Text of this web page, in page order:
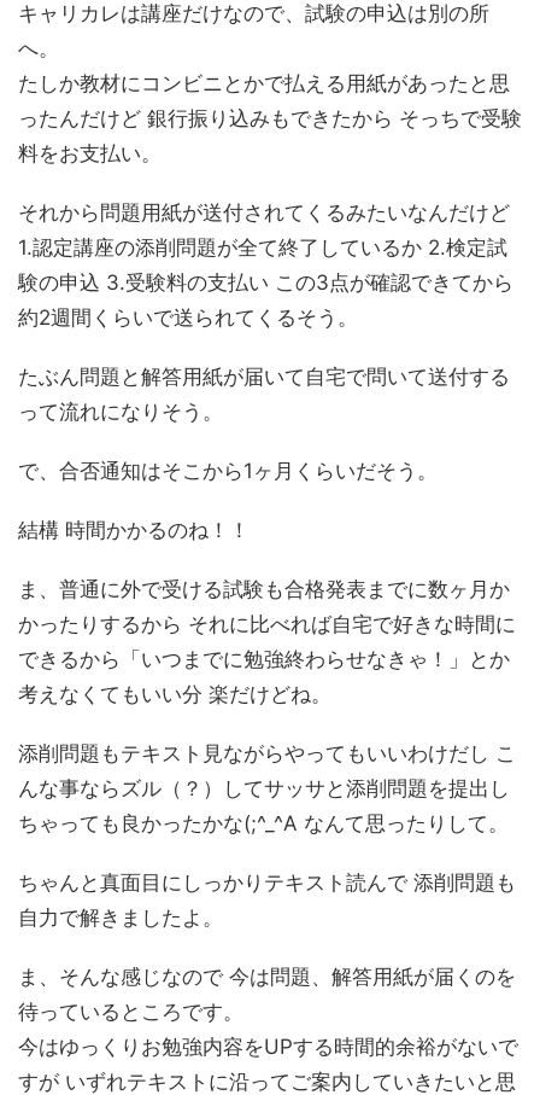
キャリカレは講座だけなので、試験の申込は別の所
へ。
たしか教材にコンビニとかで払える用紙があったと思
ったんだけど 銀行振り込みもできたから そっちで受験
料をお支払い。
それから問題用紙が送付されてくるみたいなんだけど
1.認定講座の添削問題が全て終了しているか 2.検定試
験の申込 3.受験料の支払い この3点が確認できてから
約2週間くらいで送られてくるそう。
たぶん問題と解答用紙が届いて自宅で問いて送付する
って流れになりそう。
で、合否通知はそこから1ヶ月くらいだそう。
結構 時間かかるのね！！
ま、普通に外で受ける試験も合格発表までに数ヶ月か
かったりするから それに比べれば自宅で好きな時間に
できるから「いつまでに勉強終わらせなきゃ！」とか
考えなくてもいい分 楽だけどね。
添削問題もテキスト見ながらやってもいいわけだし こ
んな事ならズル（？）してサッサと添削問題を提出し
ちゃっても良かったかな(;^_^A なんて思ったりして。
ちゃんと真面目にしっかりテキスト読んで 添削問題も
自力で解きましたよ。
ま、そんな感じなので 今は問題、解答用紙が届くのを
待っているところです。
今はゆっくりお勉強内容をUPする時間的余裕がないで
すが いずれテキストに沿ってご案内していきたいと思